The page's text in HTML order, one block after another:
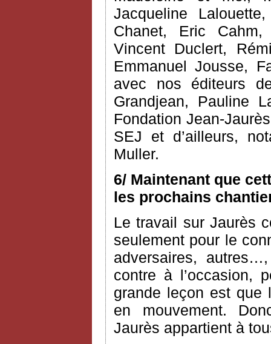
Jacqueline
Chanet, Eric Cahm,
Vincent Duclert,
Emmanuel Jousse,
avec nos éditeurs
Grandjean, Pauline
Fondation Jean-
SEJ et d’ailleurs,
Muller.
6/ Maintenant que
les prochains
Le travail sur Jaurès
seulement pour le
adversaires,
contre à l’occasion,
grande leçon est que
en mouvement.
Jaurès appartient à